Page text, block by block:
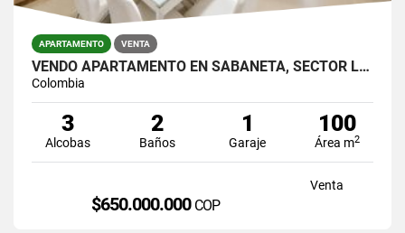
APARTAMENTO VENTA
VENDO APARTAMENTO EN SABANETA, SECTOR LAS LOMITAS
Colombia
3
Alcobas
2
Baños
1
Garaje
100
Área m2
Venta
$650.000.000 COP